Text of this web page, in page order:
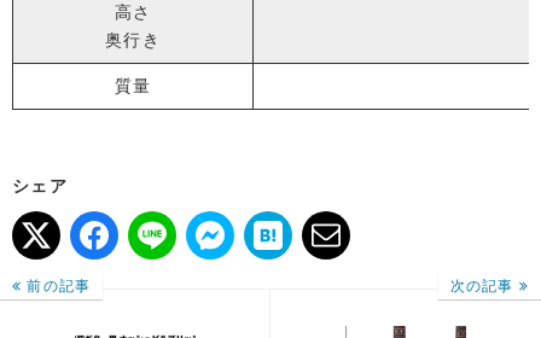
高さ
奥行き
質量
シェア
前の記事 次の記事